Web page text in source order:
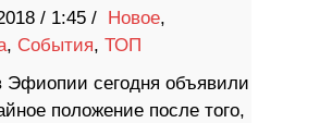
/ 1:45 / Новое,
, События, ТОП
Эфиопии сегодня объявили
положение после того,